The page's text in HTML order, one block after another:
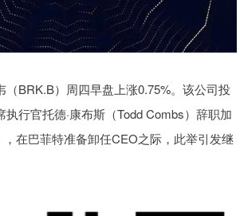
BRK.B）周四早盘上涨0.75%。该公司投
行官托德·康布斯（Todd Combs）辞职加
在巴菲特准备卸任CEO之际，此举引发继